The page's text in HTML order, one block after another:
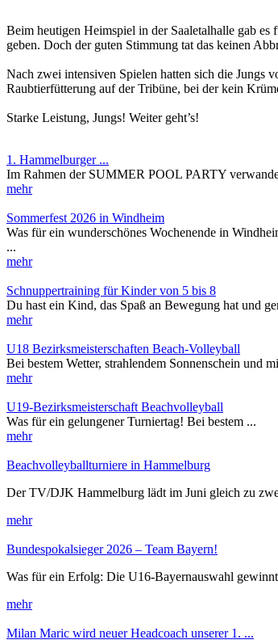
Beim heutigen Heimspiel in der Saaletalhalle gab es
geben. Doch der guten Stimmung tat das keinen
Nach zwei intensiven Spielen hatten sich die Jungs
Raubtierfütterung auf der Tribüne, bei der kein
Starke Leistung, Jungs! Weiter geht’s!
1. Hammelburger ...
Im Rahmen der SUMMER POOL PARTY
mehr
Sommerfest 2026 in Windheim
Was für ein wunderschönes Wochenende in
...
mehr
Schnuppertraining für Kinder von 5 bis 8
Du hast ein Kind, das Spaß an Bewegung hat und
mehr
U18 Bezirksmeisterschaften Beach-Volleyball
Bei bestem Wetter, strahlendem Sonnenschein und
mehr
U19-Bezirksmeisterschaft Beachvolleyball
Was für ein gelungener Turniertag! Bei bestem ...
mehr
Beachvolleyballturniere in Hammelburg
Der TV/DJK Hammelburg lädt im Juni gleich zu
mehr
Bundespokalsieger 2026 – Team Bayern!
Was für ein Erfolg: Die U16-Bayernauswahl
mehr
Milan Maric wird neuer Headcoach unserer 1. ...